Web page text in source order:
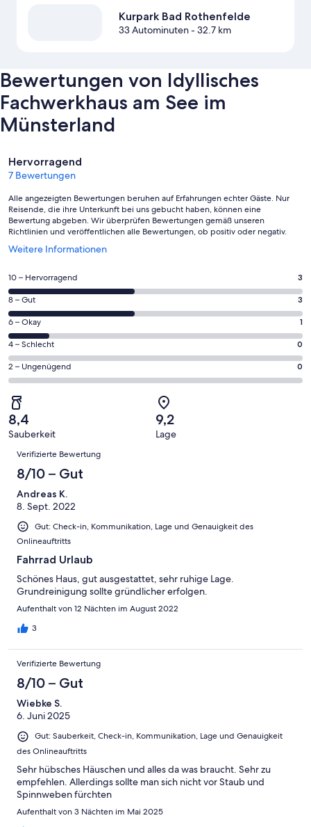
Kurpark Bad Rothenfelde
33 Autominuten- 32.7 km
Bewertungen von Idyllisches
Fachwerkhaus am See im
Münsterland
Bewertungen
Hervorragend
7 Bewertungen
Alle angezeigten Bewertungen beruhen auf Erfahrungen echter Gäste. Nur
Reisende, die ihre Unterkunft bei uns gebucht haben, können eine
Bewertung abgeben. Wir überprüfen Bewertungen gemäß unseren
Richtlinien und veröffentlichen alle Bewertungen, ob positiv oder negativ.
Weitere Informationen
Wird
einem
neuen
Fenster
geöffnet
3
von
insgesamt
7
Gästebewertungen
haben
eine
Bewertung
von
10
-
Hervorragend
10 – Hervorragend 3
3
von
insgesamt
7
Gästebewertungen
haben
Bewertung
von
8
Gut
8 – Gut 3
1
von
insgesamt
7
Gästebewertungen
haben
eine
Bewertung
von
Okay
6 – Okay 1
0
von
insgesamt
Gästebewertungen
haben
eine
Bewertung
Schlecht
4 – Schlecht 0
0
von
insgesamt
7
Gästebewertungen
haben
eine
Bewertung
von
Ungenügend
2 – Ungenügend 0
8,4
Sauberkeit
9,2
Lage
Bewertungen
Verifizierte Bewertung
8/10 – Gut
Andreas K.
8. Sept. 2022
Gut: Check-in, Kommunikation, Lage und Genauigkeit des
Onlineauftritts
Fahrrad Urlaub
Schönes Haus, gut ausgestattet, sehr ruhige Lage.
Grundreinigung sollte gründlicher erfolgen.
Aufenthalt von 12 Nächten im August 2022
3
Verifizierte Bewertung
8/10 – Gut
Wiebke S.
6. Juni 2025
Gut: Sauberkeit, Check-in, Kommunikation, Lage und Genauigkeit
des Onlineauftritts
Sehr hübsches Häuschen und alles da was braucht. Sehr zu
empfehlen. Allerdings sollte man sich nicht vor Staub und
Spinnweben fürchten
Aufenthalt von 3 Nächten im Mai 2025